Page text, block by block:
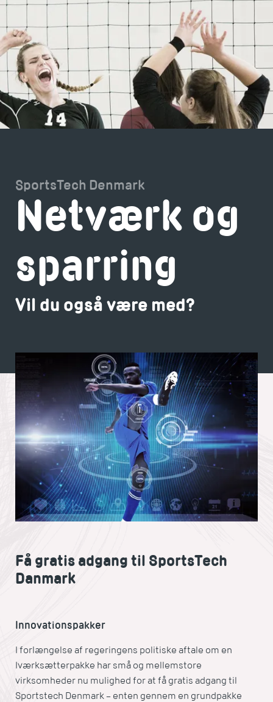
SportsTech Denmark
Netværk og
sparring
Vil du også være med?
Få gratis adgang til SportsTech
Danmark
Innovationspakker
I forlængelse af regeringens politiske aftale om en
Iværksætterpakke har små og mellemstore
virksomheder nu mulighed for at få gratis adgang til
Sportstech Denmark – enten gennem en grundpakke